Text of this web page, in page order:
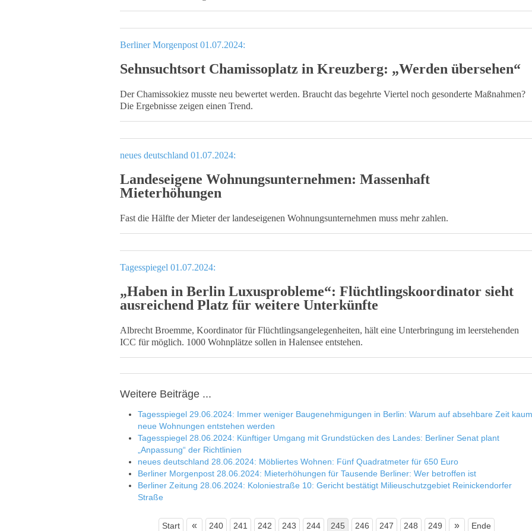
Berliner Morgenpost 01.07.2024:
Sehnsuchtsort Chamissoplatz in Kreuzberg: „Werden übersehen“
Der Chamissokiez musste neu bewertet werden. Braucht das begehrte Viertel noch gesonderte Maßnahmen?
Die Ergebnisse zeigen einen Trend.
neues deutschland 01.07.2024:
Landeseigene Wohnungsunternehmen: Massenhaft
Mieterhöhungen
Fast die Hälfte der Mieter der landeseigenen Wohnungsunternehmen muss mehr zahlen.
Tagesspiegel 01.07.2024:
„Haben in Berlin Luxusprobleme“: Flüchtlingskoordinator sieht
ausreichend Platz für weitere Unterkünfte
Albrecht Broemme, Koordinator für Flüchtlingsangelegenheiten, hält eine Unterbringung im leerstehenden
ICC für möglich. 1000 Wohnplätze sollen in Halensee entstehen.
Weitere Beiträge ...
Tagesspiegel 29.06.2024: Immer weniger Baugenehmigungen in Berlin: Warum auf absehbare Zeit kaum
neue Wohnungen entstehen werden
Tagesspiegel 28.06.2024: Künftiger Umgang mit Grundstücken des Landes: Berliner Senat plant
„Anpassung“ der Richtlinien
neues deutschland 28.06.2024: Möbliertes Wohnen: Fünf Quadratmeter für 650 Euro
Berliner Morgenpost 28.06.2024: Mieterhöhungen für Tausende Berliner: Wer betroffen ist
Berliner Zeitung 28.06.2024: Koloniestraße 10: Gericht bestätigt Milieuschutzgebiet Reinickendorfer
Straße
Start « 240 241 242 243 244 245 246 247 248 249 » Ende